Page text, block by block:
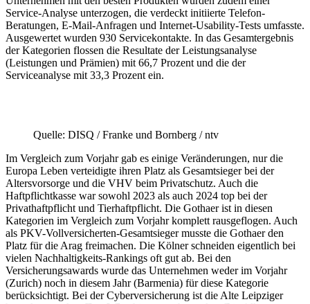
Service-Analyse unterzogen, die verdeckt initiierte Telefon-
Beratungen, E-Mail-Anfragen und Internet-Usability-Tests umfasste.
Ausgewertet wurden 930 Servicekontakte. In das Gesamtergebnis
der Kategorien flossen die Resultate der Leistungsanalyse
(Leistungen und Prämien) mit 66,7 Prozent und die der
Serviceanalyse mit 33,3 Prozent ein.
Quelle: DISQ / Franke und Bornberg / ntv
Im Vergleich zum Vorjahr gab es einige Veränderungen, nur die
Europa Leben verteidigte ihren Platz als Gesamtsieger bei der
Altersvorsorge und die VHV beim Privatschutz. Auch die
Haftpflichtkasse war sowohl 2023 als auch 2024 top bei der
Privathaftpflicht und Tierhaftpflicht. Die Gothaer ist in diesen
Kategorien im Vergleich zum Vorjahr komplett rausgeflogen. Auch
als PKV-Vollversicherten-Gesamtsieger musste die Gothaer den
Platz für die Arag freimachen. Die Kölner schneiden eigentlich bei
vielen Nachhaltigkeits-Rankings oft gut ab. Bei den
Versicherungsawards wurde das Unternehmen weder im Vorjahr
(Zurich) noch in diesem Jahr (Barmenia) für diese Kategorie
berücksichtigt. Bei der Cyberversicherung ist die Alte Leipziger